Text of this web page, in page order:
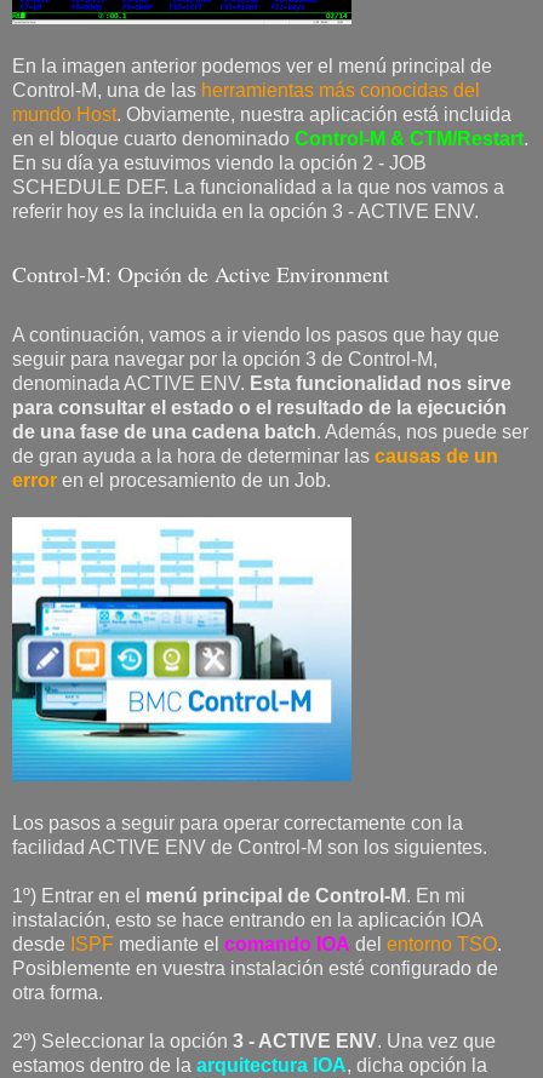
En la imagen anterior podemos ver el menú principal de
Control-M, una de las herramientas más conocidas del
mundo Host. Obviamente, nuestra aplicación está incluida
en el bloque cuarto denominado Control-M & CTM/Restart.
En su día ya estuvimos viendo la opción 2 - JOB
SCHEDULE DEF. La funcionalidad a la que nos vamos a
referir hoy es la incluida en la opción 3 - ACTIVE ENV.
Control-M: Opción de Active Environment
A continuación, vamos a ir viendo los pasos que hay que
seguir para navegar por la opción 3 de Control-M,
denominada ACTIVE ENV. Esta funcionalidad nos sirve
para consultar el estado o el resultado de la ejecución
de una fase de una cadena batch. Además, nos puede ser
de gran ayuda a la hora de determinar las causas de un
error en el procesamiento de un Job.
Los pasos a seguir para operar correctamente con la
facilidad ACTIVE ENV de Control-M son los siguientes.
1º) Entrar en el menú principal de Control-M. En mi
instalación, esto se hace entrando en la aplicación IOA
desde ISPF mediante el comando IOA del entorno TSO.
Posiblemente en vuestra instalación esté configurado de
otra forma.
2º) Seleccionar la opción 3 - ACTIVE ENV. Una vez que
estamos dentro de la arquitectura IOA, dicha opción la